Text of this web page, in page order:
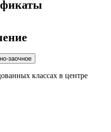
заочное
классах в центре